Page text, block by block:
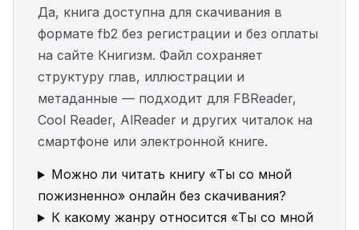
Да, книга доступна для скачивания в
формате fb2 без регистрации и без оплаты
на сайте Книгизм. Файл сохраняет
структуру глав, иллюстрации и
метаданные — подходит для FBReader,
Cool Reader, AlReader и других читалок на
смартфоне или электронной книге.
Можно ли читать книгу «Ты со мной
пожизненно» онлайн без скачивания?
К какому жанру относится «Ты со мной